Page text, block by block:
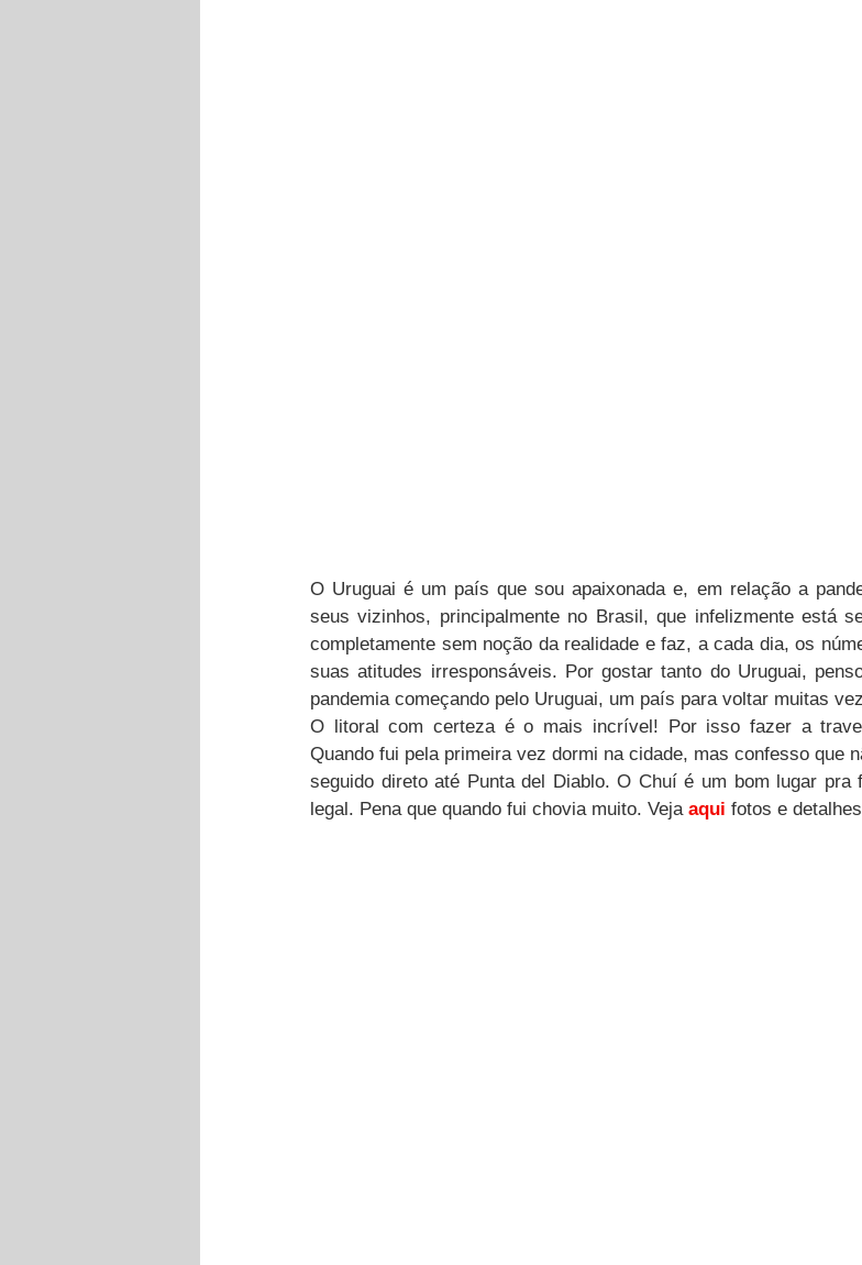
O Uruguai é um país que sou apaixonada e, em relação a
seus vizinhos, principalmente no Brasil, que infelizmente está
completamente sem noção da realidade e faz, a cada dia, os
suas atitudes irresponsáveis. Por gostar tanto do Uruguai,
pandemia começando pelo Uruguai, um país para voltar muitas
O litoral com certeza é o mais incrível! Por isso fazer a
Quando fui pela primeira vez dormi na cidade, mas confesso que
seguido direto até Punta del Diablo. O Chuí é um bom lugar
legal. Pena que quando fui chovia muito. Veja aqui fotos e